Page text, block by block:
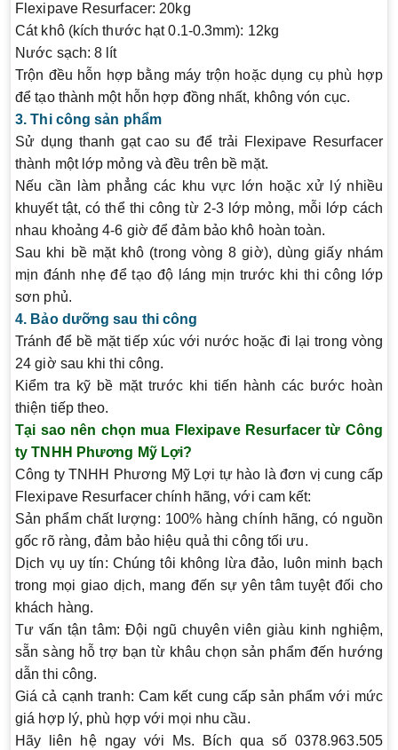
Flexipave Resurfacer: 20kg
Cát khô (kích thước hạt 0.1-0.3mm): 12kg
Nước sạch: 8 lít
Trộn đều hỗn hợp bằng máy trộn hoặc dụng cụ phù hợp
để tạo thành một hỗn hợp đồng nhất, không vón cục.
3. Thi công sản phẩm
Sử dụng thanh gạt cao su để trải Flexipave Resurfacer
thành một lớp mỏng và đều trên bề mặt.
Nếu cần làm phẳng các khu vực lớn hoặc xử lý nhiều
khuyết tật, có thể thi công từ 2-3 lớp mỏng, mỗi lớp cách
nhau khoảng 4-6 giờ để đảm bảo khô hoàn toàn.
Sau khi bề mặt khô (trong vòng 8 giờ), dùng giấy nhám
mịn đánh nhẹ để tạo độ láng mịn trước khi thi công lớp
sơn phủ.
4. Bảo dưỡng sau thi công
Tránh để bề mặt tiếp xúc với nước hoặc đi lại trong vòng
24 giờ sau khi thi công.
Kiểm tra kỹ bề mặt trước khi tiến hành các bước hoàn
thiện tiếp theo.
Tại sao nên chọn mua Flexipave Resurfacer từ Công
ty TNHH Phương Mỹ Lợi?
Công ty TNHH Phương Mỹ Lợi tự hào là đơn vị cung cấp
Flexipave Resurfacer chính hãng, với cam kết:
Sản phẩm chất lượng: 100% hàng chính hãng, có nguồn
gốc rõ ràng, đảm bảo hiệu quả thi công tối ưu.
Dịch vụ uy tín: Chúng tôi không lừa đảo, luôn minh bạch
trong mọi giao dịch, mang đến sự yên tâm tuyệt đối cho
khách hàng.
Tư vấn tận tâm: Đội ngũ chuyên viên giàu kinh nghiệm,
sẵn sàng hỗ trợ bạn từ khâu chọn sản phẩm đến hướng
dẫn thi công.
Giá cả cạnh tranh: Cam kết cung cấp sản phẩm với mức
giá hợp lý, phù hợp với mọi nhu cầu.
Hãy liên hệ ngay với Ms. Bích qua số 0378.963.505